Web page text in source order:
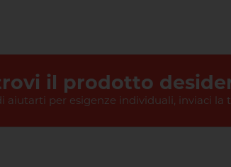
il prodotto
aiutarti per esigenze individuali, inviaci la